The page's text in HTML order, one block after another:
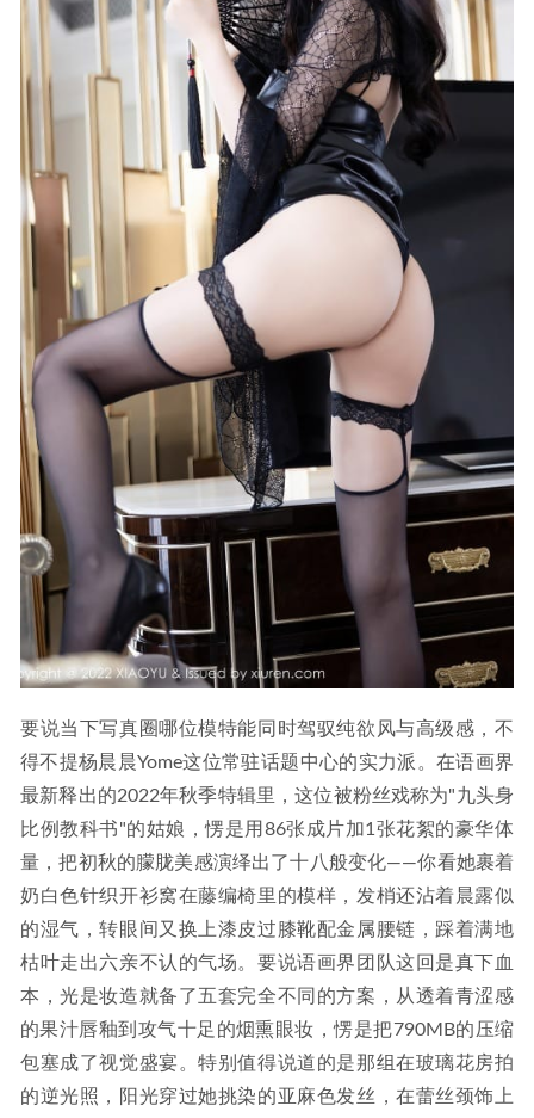
要说当下写真圈哪位模特能同时驾驭纯欲风与高级感，不
得不提杨晨晨Yome这位常驻话题中心的实力派。在语画界
最新释出的2022年秋季特辑里，这位被粉丝戏称为"九头身
比例教科书"的姑娘，愣是用86张成片加1张花絮的豪华体
量，把初秋的朦胧美感演绎出了十八般变化——你看她裹着
奶白色针织开衫窝在藤编椅里的模样，发梢还沾着晨露似
的湿气，转眼间又换上漆皮过膝靴配金属腰链，踩着满地
枯叶走出六亲不认的气场。要说语画界团队这回是真下血
本，光是妆造就备了五套完全不同的方案，从透着青涩感
的果汁唇釉到攻气十足的烟熏眼妆，愣是把790MB的压缩
包塞成了视觉盛宴。特别值得说道的是那组在玻璃花房拍
的逆光照，阳光穿过她挑染的亚麻色发丝，在蕾丝颈饰上